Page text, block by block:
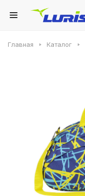
Главная Каталог